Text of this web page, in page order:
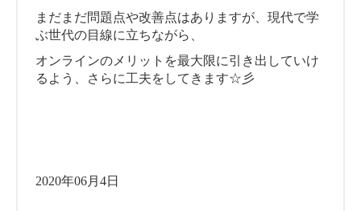
まだまだ問題点や改善点はありますが、現代で学
ぶ世代の目線に立ちながら、
オンラインのメリットを最大限に引き出していけ
るよう、さらに工夫をしてきます☆彡
2020年06月4日